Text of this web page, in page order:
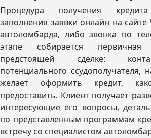
Процедура получения
заполнения заявки онлайн на сайте
автоломбарда, либо звонка по
этапе собирается
предстоящей сделке:
потенциального ссудополучателя,
желает оформить кредит,
предоставить. Клиент получает
интересующие его вопросы,
по представленным программам
встречу со специалистом